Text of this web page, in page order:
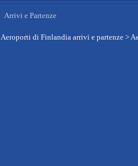
Arrivi e Partenze
Aeroporti di Finlandia arrivi e partenze >